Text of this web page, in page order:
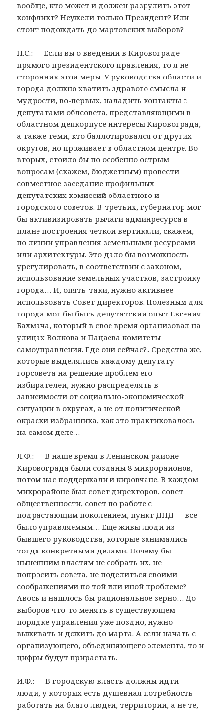
вообще, кто может и должен разрулить этот
конфликт? Неужели только Президент? Или
стоит подождать до мартовских выборов?
Н.С.: — Если вы о введении в Кировограде
прямого президентского правления, то я не
сторонник этой меры. У руководства области и
города должно хватить здравого смысла и
мудрости, во-первых, наладить контакты с
депутатами облсовета, представляющими в
областном депкорпусе интересы Кировограда,
а также теми, кто баллотировался от других
округов, но проживает в областном центре. Во-
вторых, стоило бы по особенно острым
вопросам (скажем, бюджетным) провести
совместное заседание профильных
депутатских комиссий областного и
городского советов. В-третьих, губернатор мог
бы активизировать рычаги админресурса в
плане построения четкой вертикали, скажем,
по линии управления земельными ресурсами
или архитектуры. Это дало бы возможность
урегулировать, в соответствии с законом,
использование земельных участков, застройку
города… И, опять-таки, нужно активнее
использовать Совет директоров. Полезным для
города мог бы быть депутатский опыт Евгения
Бахмача, который в свое время организовал на
улицах Волкова и Пацаева комитеты
самоуправления. Где они сейчас?.. Средства же,
которые выделялись каждому депутату
горсовета на решение проблем его
избирателей, нужно распределять в
зависимости от социально-экономической
ситуации в округах, а не от политической
окраски избранника, как это практиковалось
на самом деле…
Л.Ф.: — В наше время в Ленинском районе
Кировограда были созданы 8 микрорайонов,
потом нас поддержали и кировчане. В каждом
микрорайоне был совет директоров, совет
общественности, совет по работе с
подрастающим поколением, пункт ДНД — все
было управляемым… Еще живы люди из
бывшего руководства, которые занимались
тогда конкретными делами. Почему бы
нынешним властям не собрать их, не
попросить совета, не поделиться своими
соображениями по той или иной проблеме?
Авось и нашлось бы рациональное зерно… До
выборов что-то менять в существующем
порядке управления уже поздно, нужно
выживать и дожить до марта. А если начать с
организующего, объединяющего элемента, то и
цифры будут прирастать.
И.Ф.: — В городскую власть должны идти
люди, у которых есть душевная потребность
работать на благо людей, территории, а не те,